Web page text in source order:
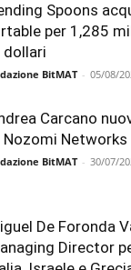
Spoons
per 1,285
dollari
BitMAT - 05/08/
Carcano
Nozomi Networks
BitMAT - 30/07/
De Foronda
Director